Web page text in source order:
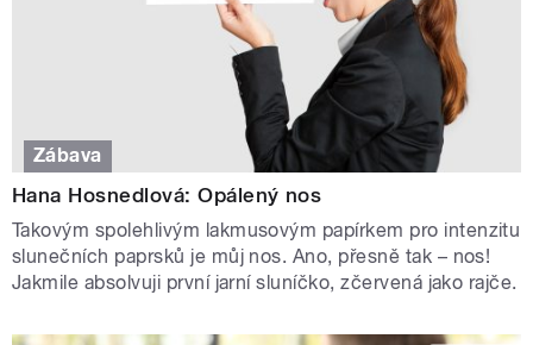
Zábava
Hana Hosnedlová: Opálený nos
Takovým spolehlivým lakmusovým papírkem pro intenzitu
slunečních paprsků je můj nos. Ano, přesně tak – nos!
Jakmile absolvuji první jarní sluníčko, zčervená jako rajče.